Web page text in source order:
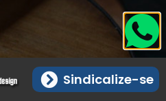
Sindicalize-se